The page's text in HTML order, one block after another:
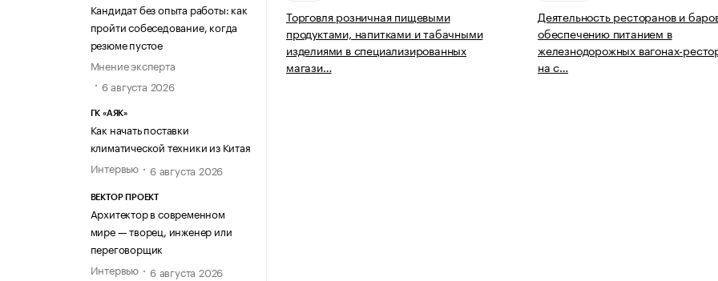
Кандидат без опыта работы: как
пройти собеседование, когда
резюме пустое
Мнение эксперта
6 августа 2026
ГК «АЯК»
Как начать поставки
климатической техники из Китая
Интервью
6 августа 2026
ВЕКТОР ПРОЕКТ
Архитектор в современном
мире — творец, инженер или
переговорщик
Интервью
6 августа 2026
Торговля розничная пищевыми
продуктами, напитками и табачными
изделиями в специализированных
магази…
Деятельность ресторанов и
обеспечению питанием в
железнодорожных вагонах-
на с…